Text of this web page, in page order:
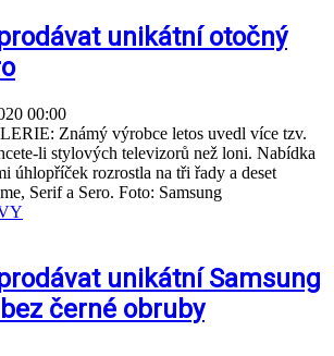
unikátní otočný
00:00
Známý výrobce letos uvedl více tzv.
li stylových televizorů než loni. Nabídka
úhlopříček rozrostla na tři řady a deset
Serif a Sero. Foto: Samsung
unikátní Samsung
černé obruby